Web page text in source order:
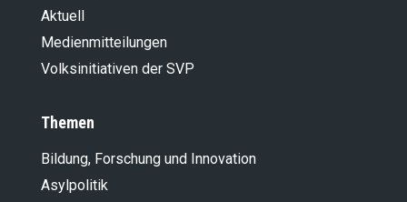
Aktuell
Medienmitteilungen
Volksinitiativen der SVP
Themen
Bildung, Forschung und Innovation
Asylpolitik